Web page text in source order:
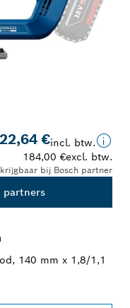
€incl. btw.
184,00 €excl. btw.
bij Bosch partner
partners
140 mm x 1,8/1,1